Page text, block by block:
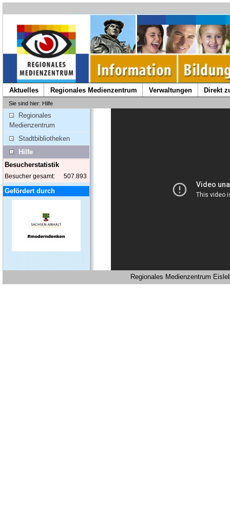
Aktuelles Regionales Medienzentrum Verwaltungen Direkt
Sie sind hier: Hilfe
Regionales
Medienzentrum
Stadtbibliotheken
Hilfe
Besucherstatistik
Besucher gesamt: 507.893
Gefördert durch
Regionales Medienzentrum